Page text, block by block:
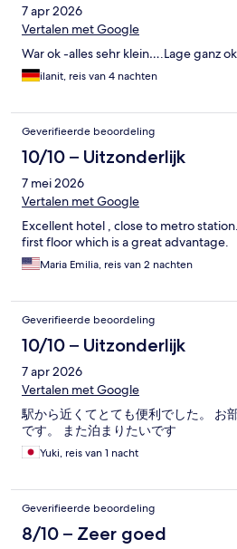
7 apr 2026
Vertalen met Google
War ok -alles sehr klein….Lage ganz
ilanit, reis van 4 nachten
Geverifieerde beoordeling
10/10 – Uitzonderlijk
7 mei 2026
Vertalen met Google
Excellent hotel , close to metro
first floor which is a great advantage.
Maria Emilia, reis van 2 nachten
Geverifieerde beoordeling
10/10 – Uitzonderlijk
7 apr 2026
Vertalen met Google
駅から近くてとても便利でした。 お
です。 また泊まりたいです
Yuki, reis van 1 nacht
Geverifieerde beoordeling
8/10 – Zeer goed